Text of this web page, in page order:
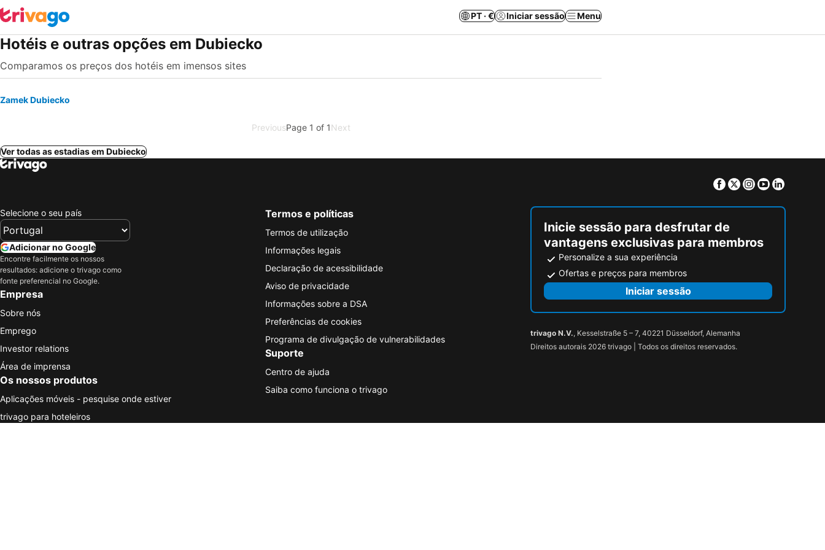
PT · € Iniciar sessão Menu
Hotéis e outras opções em Dubiecko
Comparamos os preços dos hotéis em imensos sites
Zamek Dubiecko
PreviousPage 1 of 1Next
Ver todas as estadias em Dubiecko
Facebook
TwitterInstagram
Youtube
Selecione o seu país
Adicionar no Google
Encontre facilmente os nossos
resultados: adicione o trivago como
fonte preferencial no Google.
Empresa
Sobre nós
Emprego
Investor relations
Área de imprensa
Os nossos produtos
Aplicações móveis - pesquise onde estiver
trivago para hoteleiros
Termos e políticas
Termos de utilização
Informações legais
Declaração de acessibilidade
Aviso de privacidade
Informações sobre a DSA
Preferências de cookies
Programa de divulgação de vulnerabilidades
Suporte
Centro de ajuda
Saiba como funciona o trivago
Inicie sessão para desfrutar de
vantagens exclusivas para membros
Personalize a sua experiência
Ofertas e preços para membros
Iniciar sessão
trivago N.V., Kesselstraße 5 – 7, 40221 Düsseldorf, Alemanha
Direitos autorais 2026 trivago | Todos os direitos reservados.